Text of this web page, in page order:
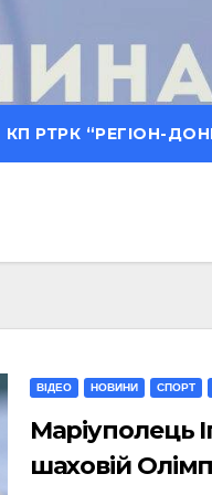
КП РТРК “РЕГІОН-
ВІДЕО НОВИНИ СПОРТ
Маріуполець
шаховій